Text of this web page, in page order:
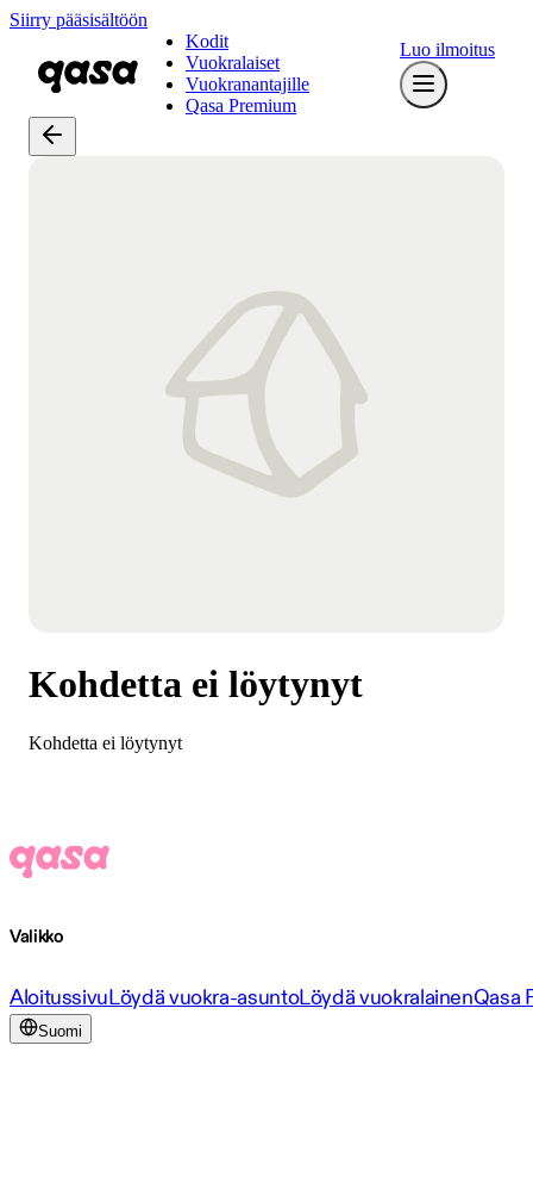
Siirry pääsisältöön
Kodit
Vuokralaiset
Vuokranantajille
Qasa Premium
Luo ilmoitus
Kohdetta ei löytynyt
Kohdetta ei löytynyt
Valikko
AloitussivuLöydä vuokra-asuntoLöydä vuokralainenQasa
Suomi